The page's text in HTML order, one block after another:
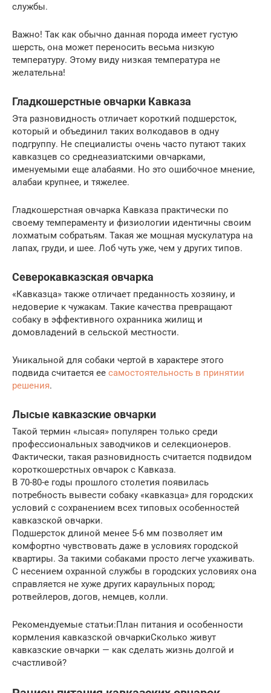
службы.
Важно! Так как обычно данная порода имеет густую
шерсть, она может переносить весьма низкую
температуру. Этому виду низкая температура не
желательна!
Гладкошерстные овчарки Кавказа
Эта разновидность отличает короткий подшерсток,
который и объединил таких волкодавов в одну
подгруппу. Не специалисты очень часто путают таких
кавказцев со среднеазиатскими овчарками,
именуемыми еще алабаями. Но это ошибочное мнение,
алабаи крупнее, и тяжелее.
Гладкошерстная овчарка Кавказа практически по
своему темпераменту и физиологии идентичны своим
лохматым собратьям. Такая же мощная мускулатура на
лапах, груди, и шее. Лоб чуть уже, чем у других типов.
Северокавказская овчарка
«Кавказца» также отличает преданность хозяину, и
недоверие к чужакам. Такие качества превращают
собаку в эффективного охранника жилищ и
домовладений в сельской местности.
Уникальной для собаки чертой в характере этого
подвида считается ее самостоятельность в принятии
решения.
Лысые кавказские овчарки
Такой термин «лысая» популярен только среди
профессиональных заводчиков и селекционеров.
Фактически, такая разновидность считается подвидом
короткошерстных овчарок с Кавказа.
В 70-80-е годы прошлого столетия появилась
потребность вывести собаку «кавказца» для городских
условий с сохранением всех типовых особенностей
кавказской овчарки.
Подшерсток длиной менее 5-6 мм позволяет им
комфортно чувствовать даже в условиях городской
квартиры. За такими собаками просто легче ухаживать.
С несением охранной службы в городских условиях она
справляется не хуже других караульных пород;
ротвейлеров, догов, немцев, колли.
Рекомендуемые статьи:План питания и особенности
кормления кавказской овчаркиСколько живут
кавказские овчарки — как сделать жизнь долгой и
счастливой?